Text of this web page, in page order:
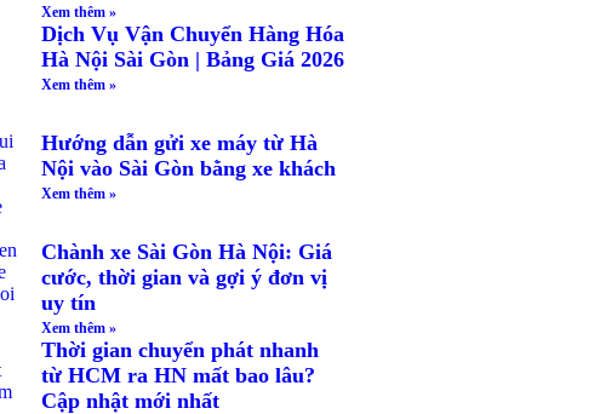
Xem thêm »
Dịch Vụ Vận Chuyển Hàng Hóa
Hà Nội Sài Gòn | Bảng Giá 2026
Xem thêm »
Hướng dẫn gửi xe máy từ Hà
Nội vào Sài Gòn bằng xe khách
Xem thêm »
Chành xe Sài Gòn Hà Nội: Giá
cước, thời gian và gợi ý đơn vị
uy tín
Xem thêm »
Thời gian chuyển phát nhanh
từ HCM ra HN mất bao lâu?
Cập nhật mới nhất